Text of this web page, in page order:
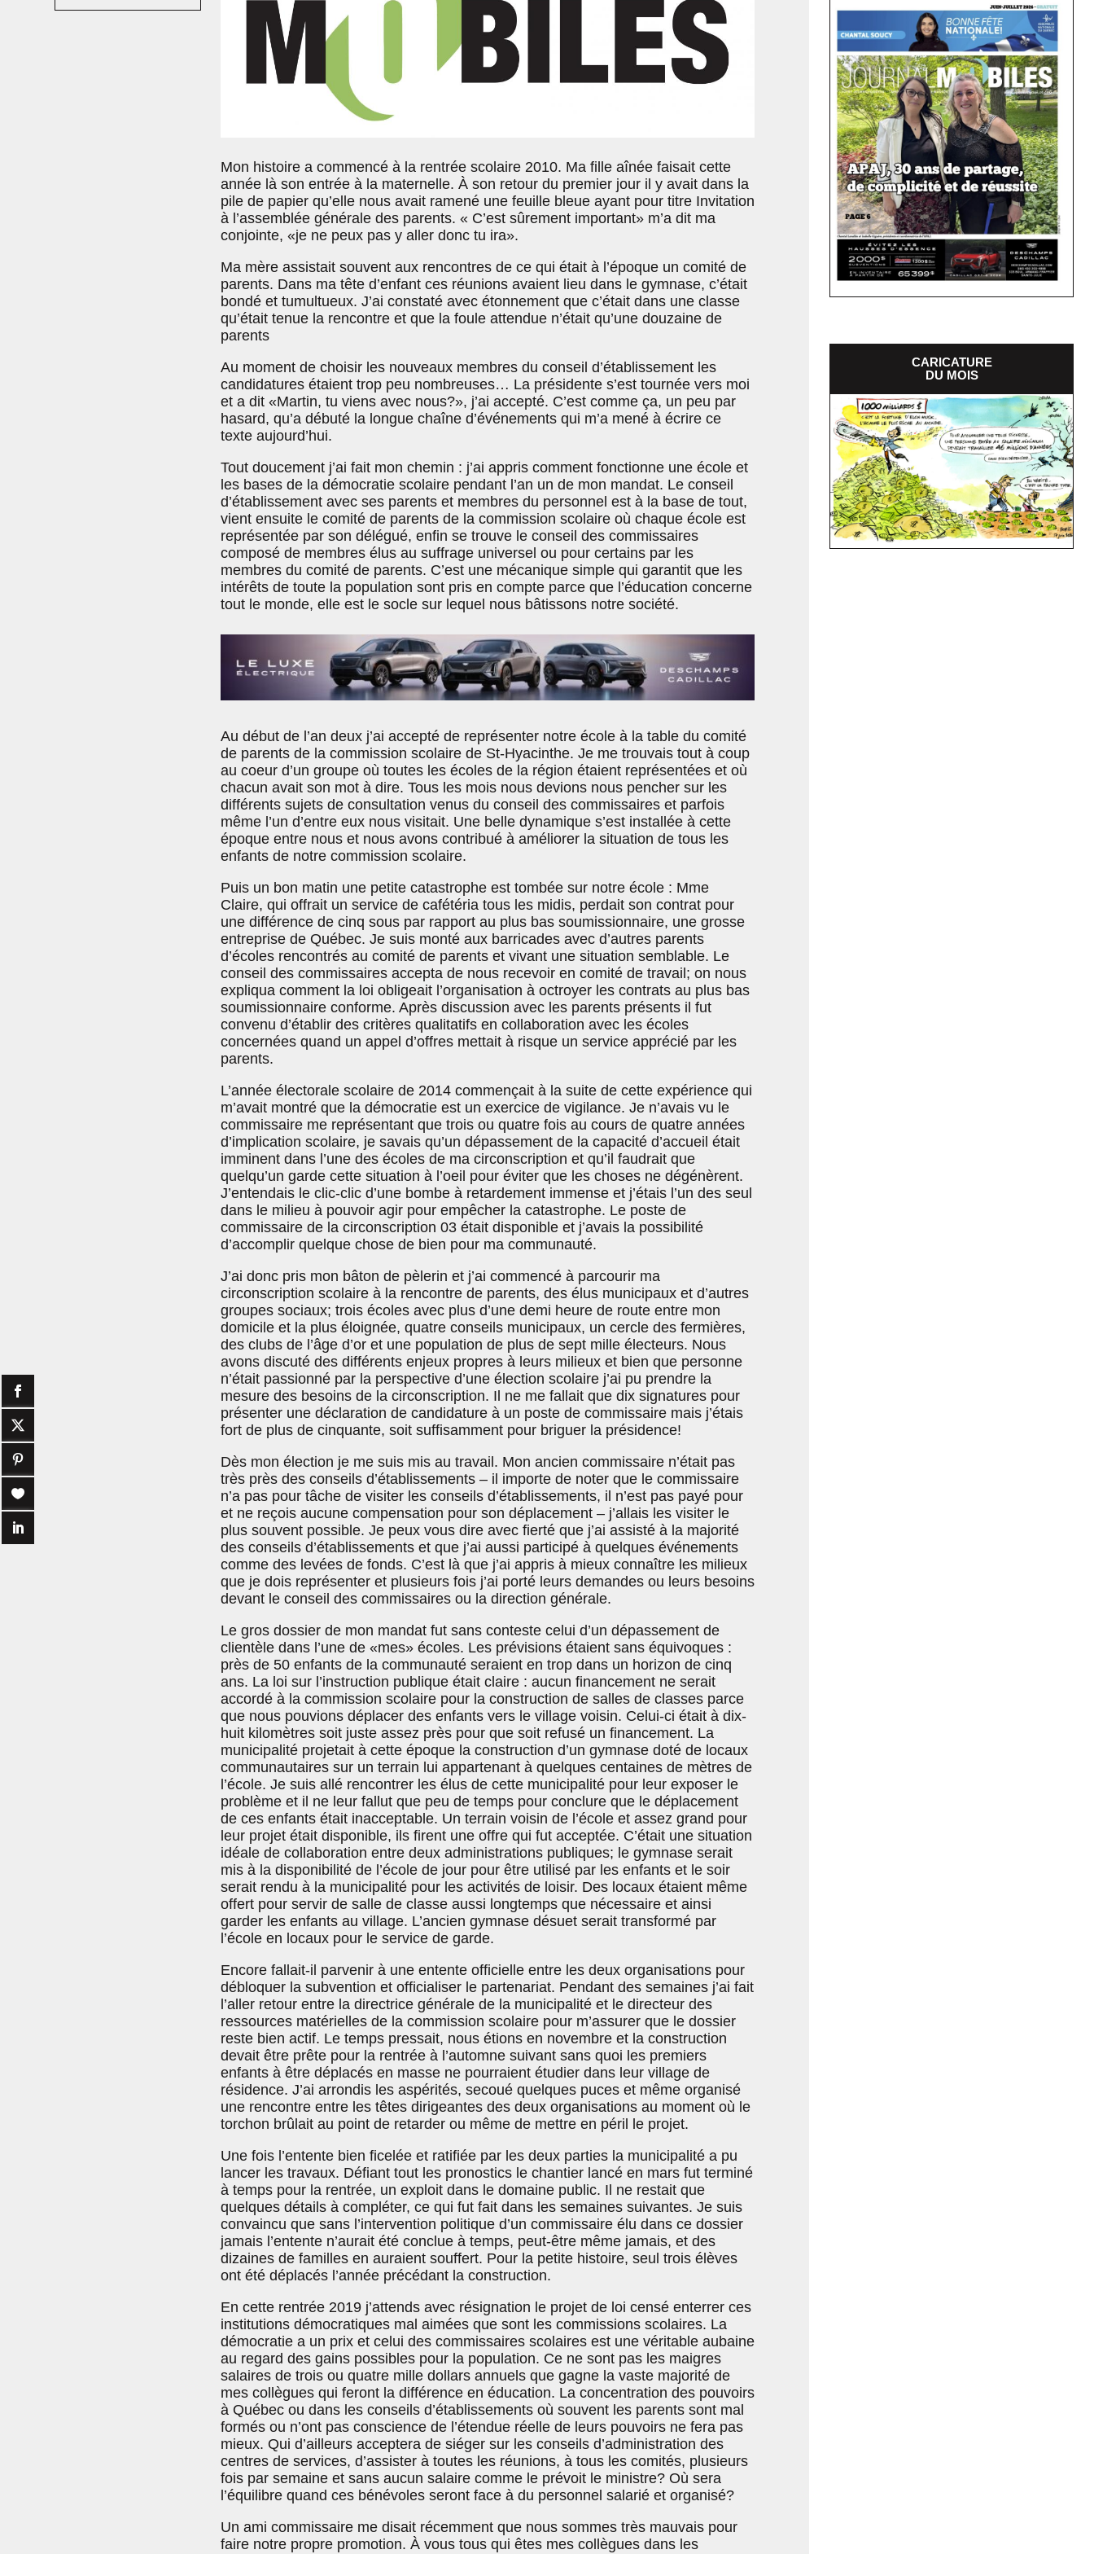
Mon histoire a commencé à la rentrée scolaire 2010. Ma fille aînée faisait cette
année là son entrée à la maternelle. À son retour du premier jour il y avait dans la
pile de papier qu’elle nous avait ramené une feuille bleue ayant pour titre Invitation
à l’assemblée générale des parents. « C’est sûrement important» m’a dit ma
conjointe, «je ne peux pas y aller donc tu ira».
Ma mère assistait souvent aux rencontres de ce qui était à l’époque un comité de
parents. Dans ma tête d’enfant ces réunions avaient lieu dans le gymnase, c’était
bondé et tumultueux. J’ai constaté avec étonnement que c’était dans une classe
qu’était tenue la rencontre et que la foule attendue n’était qu’une douzaine de
parents
Au moment de choisir les nouveaux membres du conseil d’établissement les
candidatures étaient trop peu nombreuses… La présidente s’est tournée vers moi
et a dit «Martin, tu viens avec nous?», j’ai accepté. C’est comme ça, un peu par
hasard, qu’a débuté la longue chaîne d’événements qui m’a mené à écrire ce
texte aujourd’hui.
Tout doucement j’ai fait mon chemin : j’ai appris comment fonctionne une école et
les bases de la démocratie scolaire pendant l’an un de mon mandat. Le conseil
d’établissement avec ses parents et membres du personnel est à la base de tout,
vient ensuite le comité de parents de la commission scolaire où chaque école est
représentée par son délégué, enfin se trouve le conseil des commissaires
composé de membres élus au suffrage universel ou pour certains par les
membres du comité de parents. C’est une mécanique simple qui garantit que les
intérêts de toute la population sont pris en compte parce que l’éducation concerne
tout le monde, elle est le socle sur lequel nous bâtissons notre société.
Au début de l’an deux j’ai accepté de représenter notre école à la table du comité
de parents de la commission scolaire de St-Hyacinthe. Je me trouvais tout à coup
au coeur d’un groupe où toutes les écoles de la région étaient représentées et où
chacun avait son mot à dire. Tous les mois nous devions nous pencher sur les
différents sujets de consultation venus du conseil des commissaires et parfois
même l’un d’entre eux nous visitait. Une belle dynamique s’est installée à cette
époque entre nous et nous avons contribué à améliorer la situation de tous les
enfants de notre commission scolaire.
Puis un bon matin une petite catastrophe est tombée sur notre école : Mme
Claire, qui offrait un service de cafétéria tous les midis, perdait son contrat pour
une différence de cinq sous par rapport au plus bas soumissionnaire, une grosse
entreprise de Québec. Je suis monté aux barricades avec d’autres parents
d’écoles rencontrés au comité de parents et vivant une situation semblable. Le
conseil des commissaires accepta de nous recevoir en comité de travail; on nous
expliqua comment la loi obligeait l’organisation à octroyer les contrats au plus bas
soumissionnaire conforme. Après discussion avec les parents présents il fut
convenu d’établir des critères qualitatifs en collaboration avec les écoles
concernées quand un appel d’offres mettait à risque un service apprécié par les
parents.
L’année électorale scolaire de 2014 commençait à la suite de cette expérience qui
m’avait montré que la démocratie est un exercice de vigilance. Je n’avais vu le
commissaire me représentant que trois ou quatre fois au cours de quatre années
d’implication scolaire, je savais qu’un dépassement de la capacité d’accueil était
imminent dans l’une des écoles de ma circonscription et qu’il faudrait que
quelqu’un garde cette situation à l’oeil pour éviter que les choses ne dégénèrent.
J’entendais le clic-clic d’une bombe à retardement immense et j’étais l’un des seul
dans le milieu à pouvoir agir pour empêcher la catastrophe. Le poste de
commissaire de la circonscription 03 était disponible et j’avais la possibilité
d’accomplir quelque chose de bien pour ma communauté.
J’ai donc pris mon bâton de pèlerin et j’ai commencé à parcourir ma
circonscription scolaire à la rencontre de parents, des élus municipaux et d’autres
groupes sociaux; trois écoles avec plus d’une demi heure de route entre mon
domicile et la plus éloignée, quatre conseils municipaux, un cercle des fermières,
des clubs de l’âge d’or et une population de plus de sept mille électeurs. Nous
avons discuté des différents enjeux propres à leurs milieux et bien que personne
n’était passionné par la perspective d’une élection scolaire j’ai pu prendre la
mesure des besoins de la circonscription. Il ne me fallait que dix signatures pour
présenter une déclaration de candidature à un poste de commissaire mais j’étais
fort de plus de cinquante, soit suffisamment pour briguer la présidence!
Dès mon élection je me suis mis au travail. Mon ancien commissaire n’était pas
très près des conseils d’établissements – il importe de noter que le commissaire
n’a pas pour tâche de visiter les conseils d’établissements, il n’est pas payé pour
et ne reçois aucune compensation pour son déplacement – j’allais les visiter le
plus souvent possible. Je peux vous dire avec fierté que j’ai assisté à la majorité
des conseils d’établissements et que j’ai aussi participé à quelques événements
comme des levées de fonds. C’est là que j’ai appris à mieux connaître les milieux
que je dois représenter et plusieurs fois j’ai porté leurs demandes ou leurs besoins
devant le conseil des commissaires ou la direction générale.
Le gros dossier de mon mandat fut sans conteste celui d’un dépassement de
clientèle dans l’une de «mes» écoles. Les prévisions étaient sans équivoques :
près de 50 enfants de la communauté seraient en trop dans un horizon de cinq
ans. La loi sur l’instruction publique était claire : aucun financement ne serait
accordé à la commission scolaire pour la construction de salles de classes parce
que nous pouvions déplacer des enfants vers le village voisin. Celui-ci était à dix-
huit kilomètres soit juste assez près pour que soit refusé un financement. La
municipalité projetait à cette époque la construction d’un gymnase doté de locaux
communautaires sur un terrain lui appartenant à quelques centaines de mètres de
l’école. Je suis allé rencontrer les élus de cette municipalité pour leur exposer le
problème et il ne leur fallut que peu de temps pour conclure que le déplacement
de ces enfants était inacceptable. Un terrain voisin de l’école et assez grand pour
leur projet était disponible, ils firent une offre qui fut acceptée. C’était une situation
idéale de collaboration entre deux administrations publiques; le gymnase serait
mis à la disponibilité de l’école de jour pour être utilisé par les enfants et le soir
serait rendu à la municipalité pour les activités de loisir. Des locaux étaient même
offert pour servir de salle de classe aussi longtemps que nécessaire et ainsi
garder les enfants au village. L’ancien gymnase désuet serait transformé par
l’école en locaux pour le service de garde.
Encore fallait-il parvenir à une entente officielle entre les deux organisations pour
débloquer la subvention et officialiser le partenariat. Pendant des semaines j’ai fait
l’aller retour entre la directrice générale de la municipalité et le directeur des
ressources matérielles de la commission scolaire pour m’assurer que le dossier
reste bien actif. Le temps pressait, nous étions en novembre et la construction
devait être prête pour la rentrée à l’automne suivant sans quoi les premiers
enfants à être déplacés en masse ne pourraient étudier dans leur village de
résidence. J’ai arrondis les aspérités, secoué quelques puces et même organisé
une rencontre entre les têtes dirigeantes des deux organisations au moment où le
torchon brûlait au point de retarder ou même de mettre en péril le projet.
Une fois l’entente bien ficelée et ratifiée par les deux parties la municipalité a pu
lancer les travaux. Défiant tout les pronostics le chantier lancé en mars fut terminé
à temps pour la rentrée, un exploit dans le domaine public. Il ne restait que
quelques détails à compléter, ce qui fut fait dans les semaines suivantes. Je suis
convaincu que sans l’intervention politique d’un commissaire élu dans ce dossier
jamais l’entente n’aurait été conclue à temps, peut-être même jamais, et des
dizaines de familles en auraient souffert. Pour la petite histoire, seul trois élèves
ont été déplacés l’année précédant la construction.
En cette rentrée 2019 j’attends avec résignation le projet de loi censé enterrer ces
institutions démocratiques mal aimées que sont les commissions scolaires. La
démocratie a un prix et celui des commissaires scolaires est une véritable aubaine
au regard des gains possibles pour la population. Ce ne sont pas les maigres
salaires de trois ou quatre mille dollars annuels que gagne la vaste majorité de
mes collègues qui feront la différence en éducation. La concentration des pouvoirs
à Québec ou dans les conseils d’établissements où souvent les parents sont mal
formés ou n’ont pas conscience de l’étendue réelle de leurs pouvoirs ne fera pas
mieux. Qui d’ailleurs acceptera de siéger sur les conseils d’administration des
centres de services, d’assister à toutes les réunions, à tous les comités, plusieurs
fois par semaine et sans aucun salaire comme le prévoit le ministre? Où sera
l’équilibre quand ces bénévoles seront face à du personnel salarié et organisé?
Un ami commissaire me disait récemment que nous sommes très mauvais pour
faire notre propre promotion. À vous tous qui êtes mes collègues dans les
CARICATURE
DU MOIS